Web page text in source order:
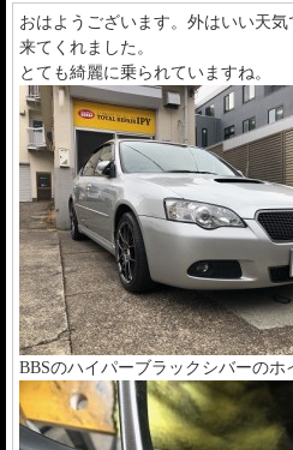
おはようございます。外はいい天
来てくれました。
とても綺麗に乗られていますね。
BBSのハイパーブラックシバーのホ